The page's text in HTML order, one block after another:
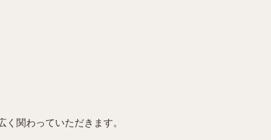
関わっていただきます。